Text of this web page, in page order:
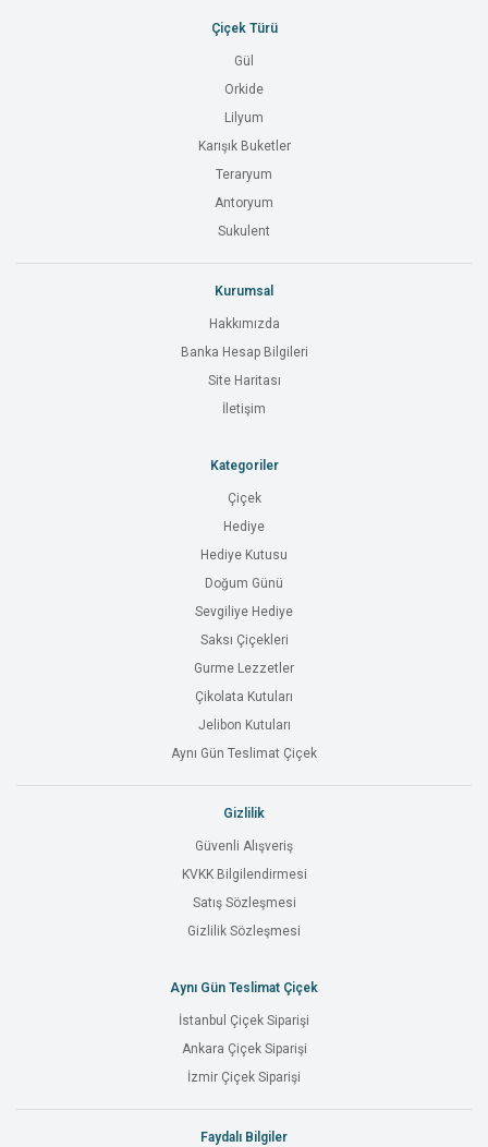
Çiçek Türü
Gül
Orkide
Lilyum
Karışık Buketler
Teraryum
Antoryum
Sukulent
Kurumsal
Hakkımızda
Banka Hesap Bilgileri
Site Haritası
İletişim
Kategoriler
Çiçek
Hediye
Hediye Kutusu
Doğum Günü
Sevgiliye Hediye
Saksı Çiçekleri
Gurme Lezzetler
Çikolata Kutuları
Jelibon Kutuları
Aynı Gün Teslimat Çiçek
Gizlilik
Güvenli Alışveriş
KVKK Bilgilendirmesi
Satış Sözleşmesi
Gizlilik Sözleşmesi
Aynı Gün Teslimat Çiçek
İstanbul Çiçek Siparişi
Ankara Çiçek Siparişi
İzmir Çiçek Siparişi
Faydalı Bilgiler